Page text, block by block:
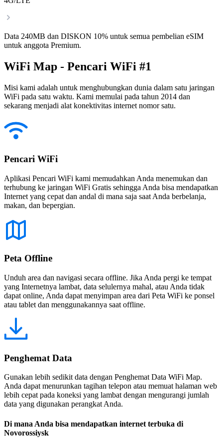
Data 240MB dan DISKON 10% untuk semua pembelian eSIM
untuk anggota Premium.
WiFi Map - Pencari WiFi #1
Misi kami adalah untuk menghubungkan dunia dalam satu jaringan
WiFi pada satu waktu. Kami memulai pada tahun 2014 dan
sekarang menjadi alat konektivitas internet nomor satu.
Pencari WiFi
Aplikasi Pencari WiFi kami memudahkan Anda menemukan dan
terhubung ke jaringan WiFi Gratis sehingga Anda bisa mendapatkan
Internet yang cepat dan andal di mana saja saat Anda berbelanja,
makan, dan bepergian.
Peta Offline
Unduh area dan navigasi secara offline. Jika Anda pergi ke tempat
yang Internetnya lambat, data selulernya mahal, atau Anda tidak
dapat online, Anda dapat menyimpan area dari Peta WiFi ke ponsel
atau tablet dan menggunakannya saat offline.
Penghemat Data
Gunakan lebih sedikit data dengan Penghemat Data WiFi Map.
Anda dapat menurunkan tagihan telepon atau memuat halaman web
lebih cepat pada koneksi yang lambat dengan mengurangi jumlah
data yang digunakan perangkat Anda.
Di mana Anda bisa mendapatkan internet terbuka di
Novorossiysk